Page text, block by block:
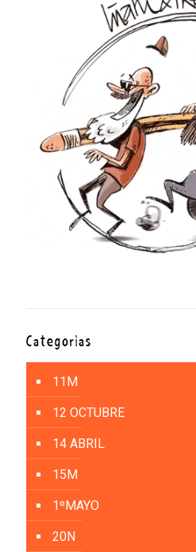
Categorías
11M
12 OCTUBRE
14 ABRIL
15M
1ºMAYO
20N